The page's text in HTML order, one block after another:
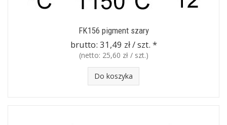
FK156 pigment szary
brutto: 31,49 zł / szt. *
(netto: 25,60 zł / szt.)
Do koszyka